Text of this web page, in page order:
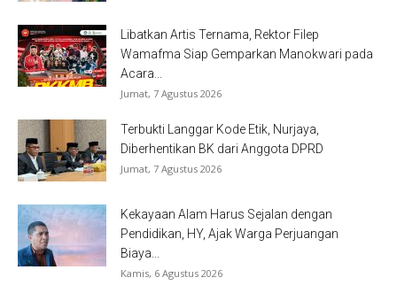
Libatkan Artis Ternama, Rektor Filep
Wamafma Siap Gemparkan Manokwari pada
Acara...
Jumat, 7 Agustus 2026
Terbukti Langgar Kode Etik, Nurjaya,
Diberhentikan BK dari Anggota DPRD
Jumat, 7 Agustus 2026
Kekayaan Alam Harus Sejalan dengan
Pendidikan, HY, Ajak Warga Perjuangan
Biaya...
Kamis, 6 Agustus 2026